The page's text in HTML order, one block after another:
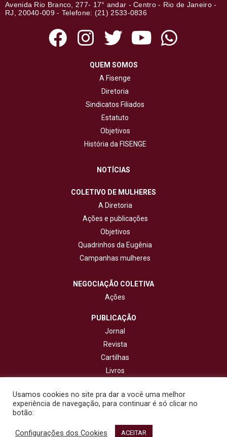
Avenida Rio Branco, 277- 17° andar - Centro - Rio de Janeiro -
RJ, 20040-009 - Telefone: (21) 2533-0836
QUEM SOMOS
A Fisenge
Diretoria
Sindicatos Filiados
Estatuto
Objetivos
História da FISENGE
NOTÍCIAS
COLETIVO DE MULHERES
A Diretoria
Ações e publicações
Objetivos
Quadrinhos da Eugênia
Campanhas mulheres
NEGOCIAÇÃO COLETIVA
Ações
PUBLICAÇÃO
Jornal
Revista
Cartilhas
Livros
CONTATO
© 2020 - Fisenge - Federação Interestadual de Sindicatos de
Usamos cookies no site pra dar a você uma melhor
experiência de navegação, para continuar é só clicar no
botão:
Configurações dos Cookies ACEITAR